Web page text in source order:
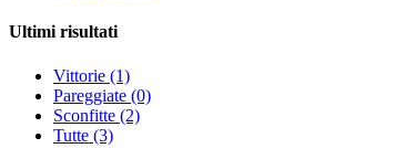
Ultimi risultati
Vittorie (1)
Pareggiate (0)
Sconfitte (2)
Tutte (3)